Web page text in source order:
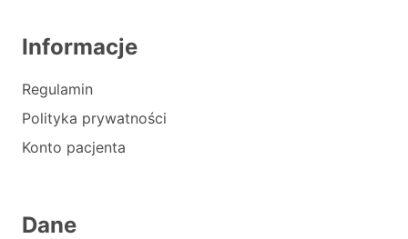
Informacje
Regulamin
Polityka prywatności
Konto pacjenta
Dane